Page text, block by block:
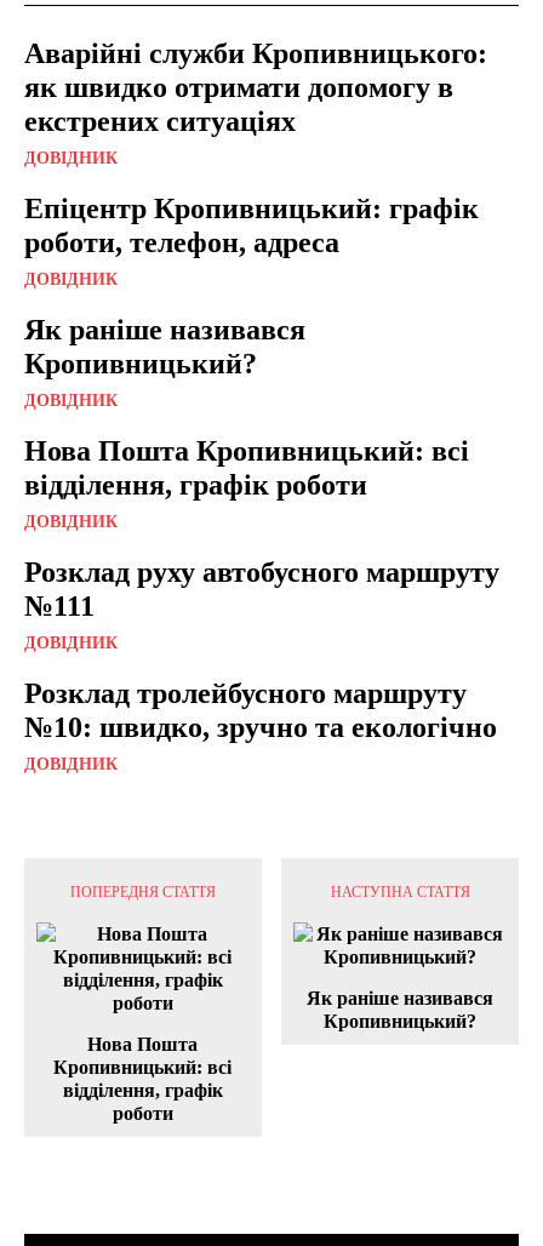
Аварійні служби Кропивницького:
як швидко отримати допомогу в
екстрених ситуаціях
ДОВІДНИК
Епіцентр Кропивницький: графік
роботи, телефон, адреса
ДОВІДНИК
Як раніше називався
Кропивницький?
ДОВІДНИК
Нова Пошта Кропивницький: всі
відділення, графік роботи
ДОВІДНИК
Розклад руху автобусного маршруту
№111
ДОВІДНИК
Розклад тролейбусного маршруту
№10: швидко, зручно та екологічно
ДОВІДНИК
ПОПЕРЕДНЯ СТАТТЯ
Нова Пошта
Кропивницький: всі
відділення, графік
роботи
НАСТУПНА СТАТТЯ
Як раніше називався
Кропивницький?